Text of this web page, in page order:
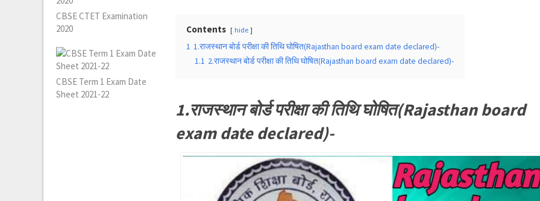
Contents hide
1 1.राजस्थान बोर्ड परीक्षा की तिथि घोषित(Rajasthan board exam date declared)-
1.1 2.राजस्थान बोर्ड परीक्षा की तिथि घोषित(Rajasthan board exam date declared)-
1.राजस्थान बोर्ड परीक्षा की तिथि घोषित(Rajasthan board
exam date declared)-
CBSE CTET Examination
2020
CBSE Term 1 Exam Date
Sheet 2021-22